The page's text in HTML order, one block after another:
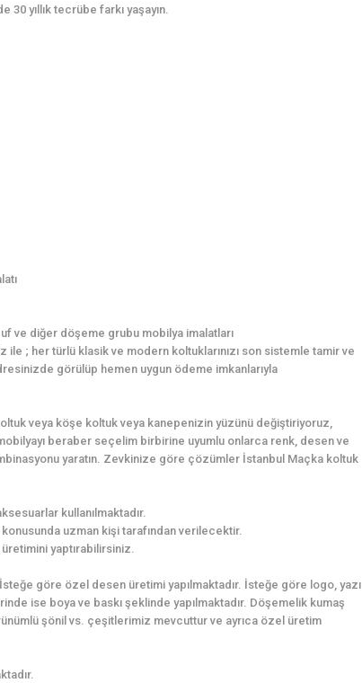
yıllık tecrübe farkı yaşayın.
ve diğer döşeme grubu mobilya imalatları
; her türlü klasik ve modern koltuklarınızı son sistemle tamir ve
görülüp hemen uygun ödeme imkanlarıyla
veya köşe koltuk veya kanepenizin yüzünü değiştiriyoruz,
beraber seçelim birbirine uyumlu onlarca renk, desen ve
yaratın. Zevkinize göre çözümler İstanbul Maçka koltuk
kullanılmaktadır.
uzman kişi tarafından verilecektir.
yaptırabilirsiniz.
göre özel desen üretimi yapılmaktadır. İsteğe göre logo, yazı
ise boya ve baskı şeklinde yapılmaktadır. Döşemelik kumaş
şönil vs. çeşitlerimiz mevcuttur ve ayrıca özel üretim